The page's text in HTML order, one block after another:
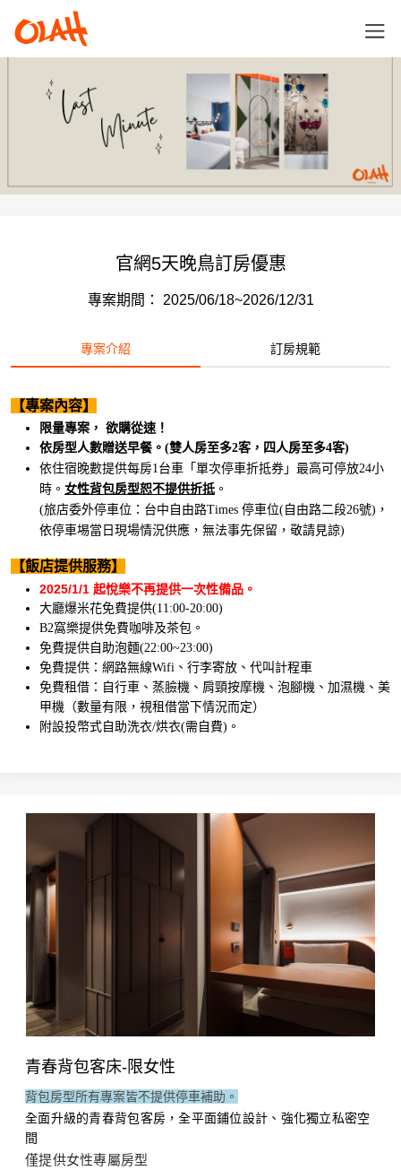
官網5天晚鳥訂房優惠
專案期間： 2025/06/18~2026/12/31
專案介紹 訂房規範
【專案內容】
限量專案， 欲購從速！
依房型人數贈送早餐。(雙人房至多2客，四人房至多4客)
依住宿晚數提供每房1台車「單次停車折抵券」最高可停放24小
時。 女性背包房型恕不提供折抵 。
(旅店委外停車位：台中自由路Times 停車位(自由路二段26號)，
依停車埸當日現場情況供應，無法事先保留，敬請見諒)
【飯店提供服務】
2025/1/1 起悅樂不再提供一次性備品。
大廳爆米花免費提供(11:00-20:00)
B2窩樂提供免費咖啡及茶包。
免費提供自助泡麵(22:00~23:00)
免費提供：網路無線Wifi、行李寄放、代叫計程車
免費租借：自行車、蒸臉機、肩頸按摩機、泡腳機、加濕機、美
甲機（數量有限，視租借當下情況而定）
附設投幣式自助洗衣/烘衣(需自費)。
青春背包客床-限女性
背包房型所有專案皆不提供停車補助。
全面升級的青春背包客房，全平面鋪位設計、強化獨立私密空
間
僅提供女性專屬房型